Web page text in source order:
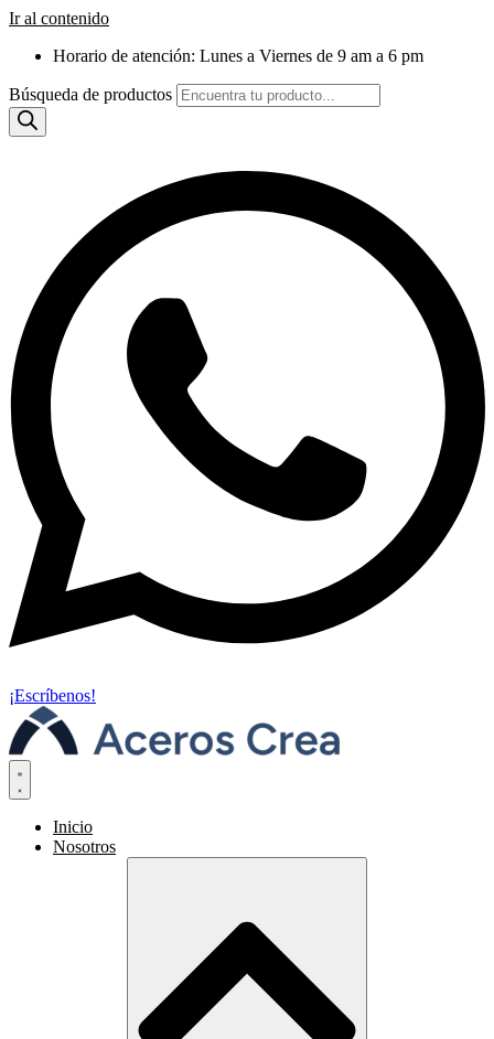
Ir al contenido
Horario de atención: Lunes a Viernes de 9 am a 6 pm
Búsqueda de productos
¡Escríbenos!
Inicio
Nosotros